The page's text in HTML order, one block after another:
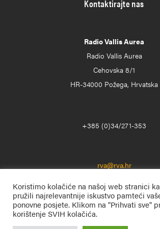
Kontaktirajte nas
Radio Vallis Aurea
Radio Vallis Aurea
Cehovska 8/1
HR-34000 Požega, Hrvatska
+385 (0)34/271-353
rva@rva.hr
Koristimo kolačiće na našoj web stranici
pružili najrelevantnije iskustvo pamteći
ponovne posjete. Klikom na "Prihvati sve"
korištenje SVIH kolačića.